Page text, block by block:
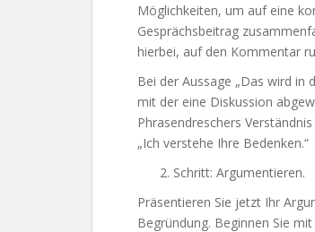
Möglichkeiten, um auf eine
Gesprächsbeitrag
hierbei, auf den Kommentar
Bei der Aussage „Das wird in
mit der eine Diskussion
Phrasendreschers
„Ich verstehe Ihre Bedenken.“
Schritt: Argumentieren.
Präsentieren Sie jetzt Ihr
Begründung. Beginnen Sie